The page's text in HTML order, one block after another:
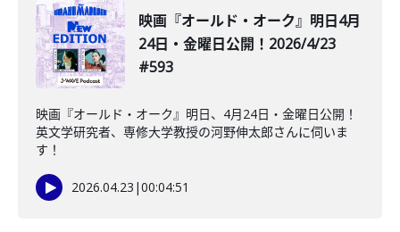
映画『オールド・オーク』明日4月
24日・金曜日公開！2026/4/23
#593
映画『オールド・オーク』明日、4月24日・金曜日公開！
英文学研究者、専修大学教授の河野伸太郎さんに伺いま
す！
2026.04.23 |00:04:51